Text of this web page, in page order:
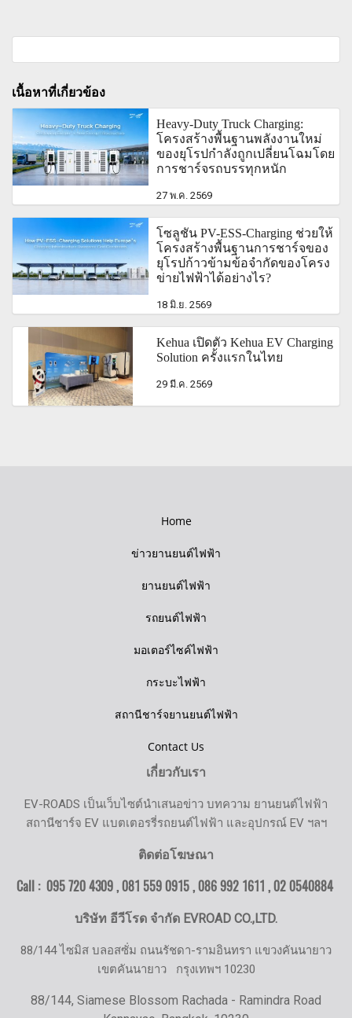
เนื้อหาที่เกี่ยวข้อง
Heavy-Duty Truck Charging:
โครงสร้างพื้นฐานพลังงานใหม่
ของยุโรปกำลังถูกเปลี่ยนโฉมโดย
การชาร์จรถบรรทุกหนัก
27 พ.ค. 2569
โซลูชัน PV-ESS-Charging ช่วยให้
โครงสร้างพื้นฐานการชาร์จของ
ยุโรปก้าวข้ามข้อจำกัดของโครง
ข่ายไฟฟ้าได้อย่างไร?
18 มิ.ย. 2569
Kehua เปิดตัว Kehua EV Charging
Solution ครั้งแรกในไทย
29 มี.ค. 2569
Home
ข่าวยานยนต์ไฟฟ้า
ยานยนต์ไฟฟ้า
รถยนต์ไฟฟ้า
มอเตอร์ไซค์ไฟฟ้า
กระบะไฟฟ้า
สถานีชาร์จยานยนต์ไฟฟ้า
Contact Us
เกี่ยวกับเรา
EV-ROADS เป็นเว็บไซต์นำเสนอข่าว บทความ ยานยนต์ไฟฟ้า
สถานีชาร์จ EV แบตเตอรรี่รถยนต์ไฟฟ้า และอุปกรณ์ EV ฯลฯ
ติดต่อโฆษณา
Call : 095 720 4309 , 081 559 0915 , 086 992 1611 ,02 0540884
บริษัท อีวีโรด จำกัด EVROAD CO.,LTD.
88/144 ไซมิส บลอสซั่ม ถนนรัชดา-รามอินทรา แขวงคันนายาว
เขตคันนายาว กรุงเทพฯ 10230
88/144, Siamese Blossom Rachada - Ramindra Road